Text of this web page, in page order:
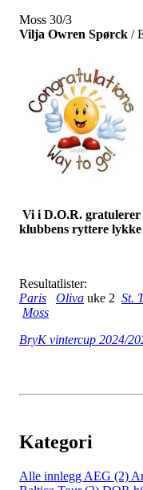
Moss 30/3
Vilja Owren Spørck /
Vi i D.O.R. gratulerer
klubbens ryttere lykke
Resultatlister:
Paris
Oliva uke 2 St.
Moss
BryK vintercup 2024/
Kategori
Alle innlegg AEG (2)